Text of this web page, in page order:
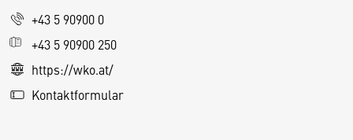
+43 5 90900 0
+43 5 90900 250
https://wko.at/
Kontaktformular
s
e
S
e